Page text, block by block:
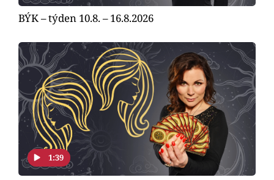
BÝK – týden 10.8. – 16.8.2026
1:39